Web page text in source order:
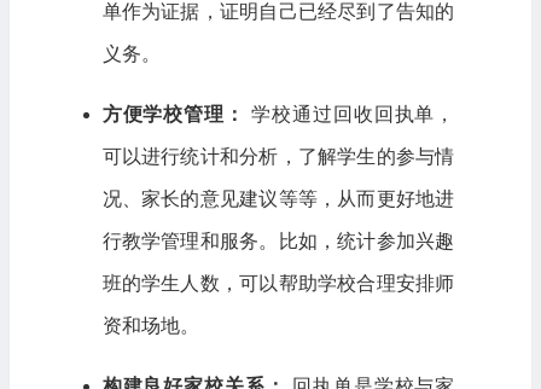
单作为证据，证明自己已经尽到了告知的
义务。
方便学校管理： 学校通过回收回执单，
可以进行统计和分析，了解学生的参与情
况、家长的意见建议等等，从而更好地进
行教学管理和服务。比如，统计参加兴趣
班的学生人数，可以帮助学校合理安排师
资和场地。